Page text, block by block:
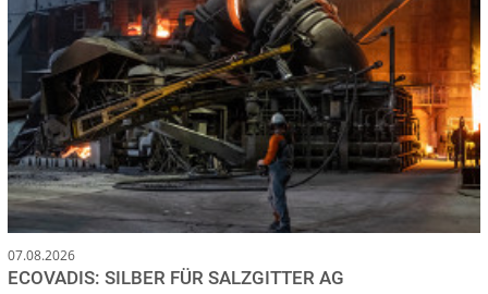
07.08.2026
ECOVADIS: SILBER FÜR SALZGITTER AG